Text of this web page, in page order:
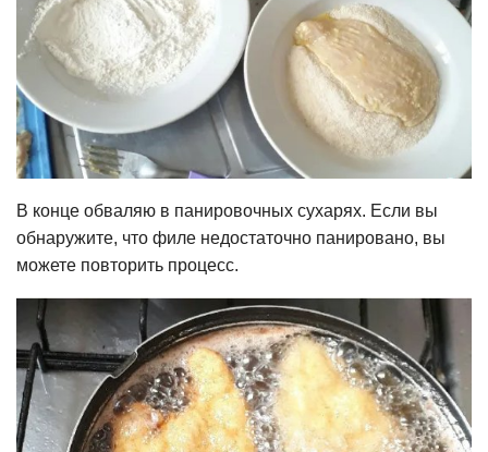
В конце обваляю в панировочных сухарях. Если вы
обнаружите, что филе недостаточно панировано, вы
можете повторить процесс.